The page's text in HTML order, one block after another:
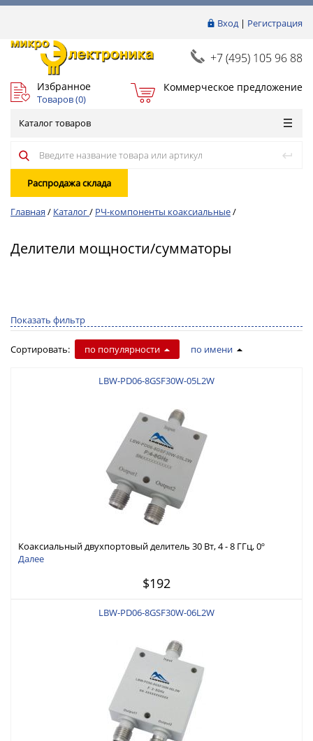
Вход| Регистрация
+7 (495) 105 96 88
Избранное
Товаров (0)
Коммерческое предложение
Каталог товаров
Распродажа склада
Главная / Каталог/ РЧ-компоненты коаксиальные/
Делители мощности/сумматоры
Показать фильтр
Сортировать: по популярности по имени
LBW-PD06-8GSF30W-05L2W
Коаксиальный двухпортовый делитель 30 Вт, 4 - 8 ГГц, 0º
Далее
$192
LBW-PD06-8GSF30W-06L2W